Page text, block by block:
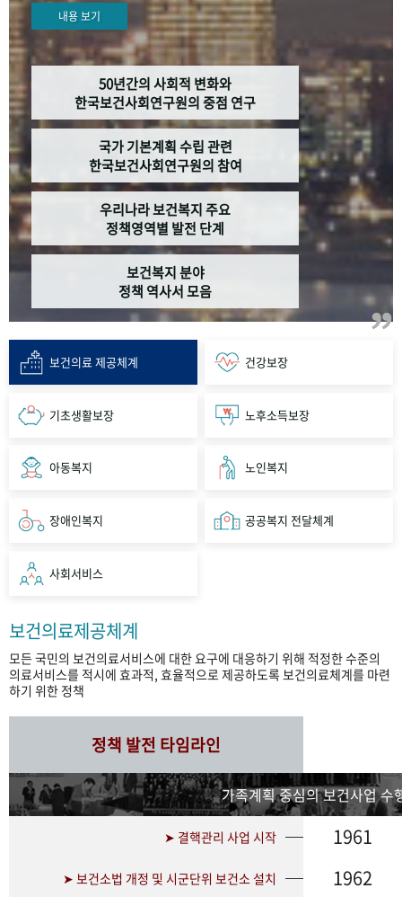
내용 보기
50년간의 사회적 변화와
한국보건사회연구원의 중점 연구
국가 기본계획 수립 관련
한국보건사회연구원의 참여
우리나라 보건복지 주요
정책영역별 발전 단계
보건복지 분야
정책 역사서 모음
보건의료 제공체계 건강보장
기초생활보장 노후소득보장
아동복지 노인복지
장애인복지 공공복지 전달체계
사회서비스
보건의료제공체계
모든 국민의 보건의료서비스에 대한 요구에 대응하기 위해 적정한 수준의
의료서비스를 적시에 효과적, 효율적으로 제공하도록 보건의료체계를 마련
하기 위한 정책
정책 발전 타임라인
가족계획 중심의 보건사업 수
➤ 결핵관리 사업 시작 1961
➤ 보건소법 개정 및 시군단위 보건소 설치 1962